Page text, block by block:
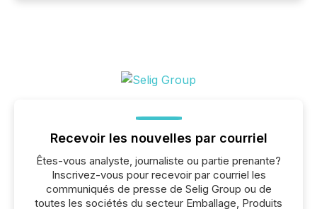
Recevoir les nouvelles par courriel
Êtes-vous analyste, journaliste ou partie prenante?
Inscrivez-vous pour recevoir par courriel les
communiqués de presse de Selig Group ou de
toutes les sociétés du secteur Emballage, Produits